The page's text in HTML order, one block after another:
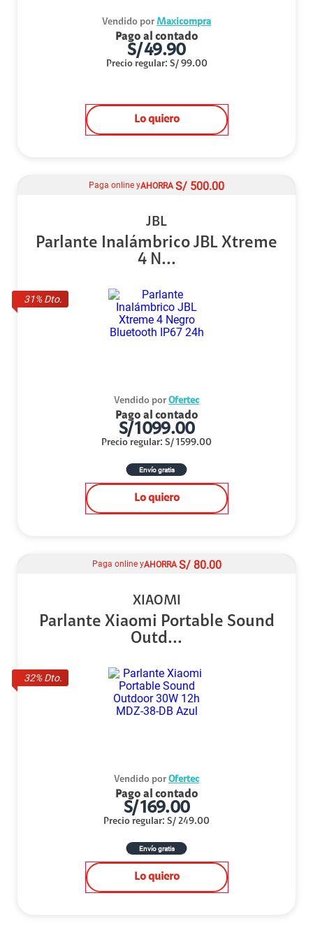
Vendido por Maxicompra
Pago al contado
S/49.90
Precio regular: S/ 99.00
Lo quiero
31% Dto.
Paga online yAHORRA S/ 500.00
JBL
Parlante Inalámbrico JBL Xtreme
4 N...
Vendido por Ofertec
Pago al contado
S/1099.00
Precio regular: S/ 1599.00
Envío gratis
Lo quiero
32% Dto.
Paga online yAHORRA S/ 80.00
XIAOMI
Parlante Xiaomi Portable Sound
Outd...
Vendido por Ofertec
Pago al contado
S/169.00
Precio regular: S/ 249.00
Envío gratis
Lo quiero